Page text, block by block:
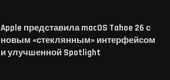
Apple представила macOS Tahoe 26 с
новым «стеклянным» интерфейсом
и улучшенной Spotlight